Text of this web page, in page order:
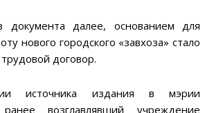
документа далее, основанием для
нового городского «завхоза» стало
договор.
источника издания в мэрии
ранее возглавлявший учреждение